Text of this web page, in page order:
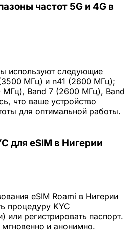
частот 5G и 4G в
используют следующие
МГц) и n41 (2600 МГц);
МГц), Band 7 (2600 МГц), Band
что ваше устройство
для оптимальной работы.
для eSIM в Нигерии
eSIM Roami в Нигерии
процедуру KYC
или регистрировать паспорт.
и анонимно.